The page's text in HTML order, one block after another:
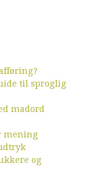
til sproglig
madord
mening
og